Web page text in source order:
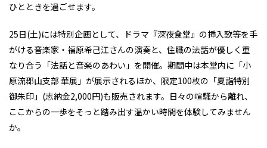
ひとときを過ごせます。
25日(土)には特別企画として、ドラマ『深夜食堂』の挿入歌等を手
がける音楽家・福原希己江さんの演奏と、住職の法話が優しく重
なり合う「法話と音楽のあわい」を開催。期間中は本堂内に「小
原流郡山支部 華展」が展示されるほか、限定100枚の「夏詣特別
御朱印」(志納金2,000円)も販売されます。日々の喧騒から離れ、
ここからの一歩をそっと踏み出す温かい時間を体験してみません
か。